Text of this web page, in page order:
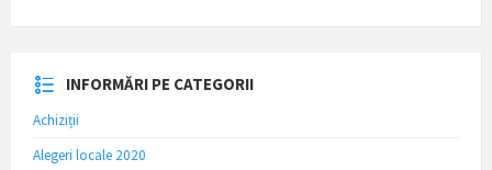
INFORMĂRI PE CATEGORII
Achiziții
Alegeri locale 2020